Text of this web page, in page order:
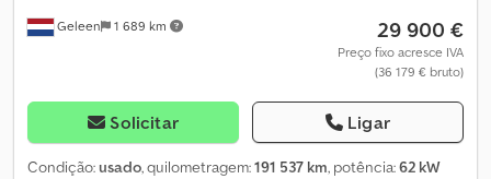
Geleen 1 689 km 29 900 €
Preço fixo acresce IVA
(36 179 € bruto)
Solicitar Ligar
Condição:usado, quilometragem:191 537 km, potência:62 kW